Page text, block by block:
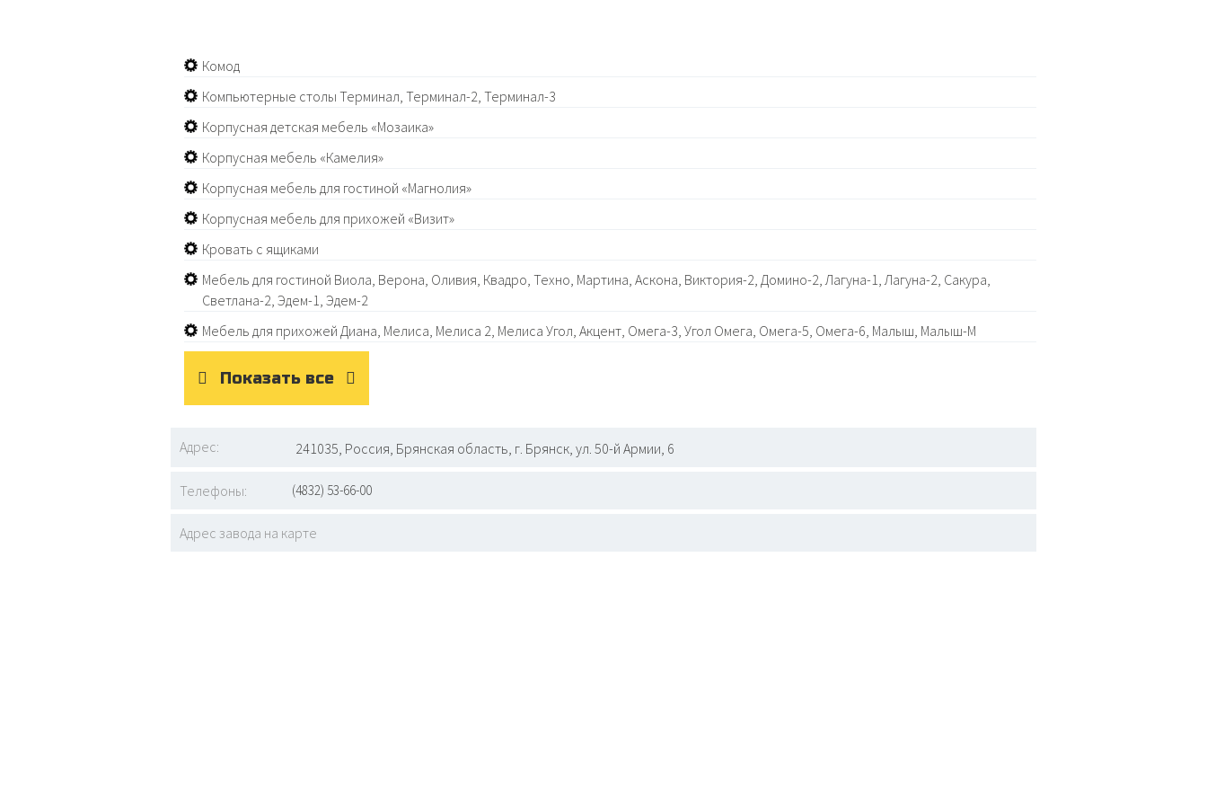
Комод
Компьютерные столы Терминал, Терминал-2, Терминал-3
Корпусная детская мебель «Мозаика»
Корпусная мебель «Камелия»
Корпусная мебель для гостиной «Магнолия»
Корпусная мебель для прихожей «Визит»
Кровать с ящиками
Мебель для гостиной Виола, Верона, Оливия, Квадро, Техно, Мартина, Аскона, Виктория-2, Домино-2, Лагуна-1, Лагуна-2, Сакура,
Светлана-2, Эдем-1, Эдем-2
Мебель для прихожей Диана, Мелиса, Мелиса 2, Мелиса Угол, Акцент, Омега-3, Угол Омега, Омега-5, Омега-6, Малыш, Малыш-М
Показать все
Адрес: 241035, Россия, Брянская область, г. Брянск, ул. 50-й Армии, 6
Телефоны: (4832) 53-66-00
Адрес завода на карте